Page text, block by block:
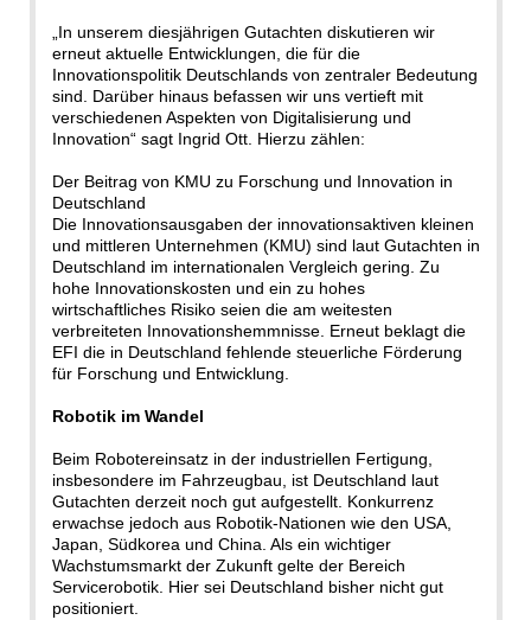
„In unserem diesjährigen Gutachten diskutieren wir
erneut aktuelle Entwicklungen, die für die
Innovationspolitik Deutschlands von zentraler Bedeutung
sind. Darüber hinaus befassen wir uns vertieft mit
verschiedenen Aspekten von Digitalisierung und
Innovation“ sagt Ingrid Ott. Hierzu zählen:
Der Beitrag von KMU zu Forschung und Innovation in
Deutschland
Die Innovationsausgaben der innovationsaktiven kleinen
und mittleren Unternehmen (KMU) sind laut Gutachten in
Deutschland im internationalen Vergleich gering. Zu
hohe Innovationskosten und ein zu hohes
wirtschaftliches Risiko seien die am weitesten
verbreiteten Innovationshemmnisse. Erneut beklagt die
EFI die in Deutschland fehlende steuerliche Förderung
für Forschung und Entwicklung.
Robotik im Wandel
Beim Robotereinsatz in der industriellen Fertigung,
insbesondere im Fahrzeugbau, ist Deutschland laut
Gutachten derzeit noch gut aufgestellt. Konkurrenz
erwachse jedoch aus Robotik-Nationen wie den USA,
Japan, Südkorea und China. Als ein wichtiger
Wachstumsmarkt der Zukunft gelte der Bereich
Servicerobotik. Hier sei Deutschland bisher nicht gut
positioniert.